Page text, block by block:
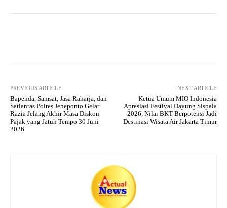
PREVIOUS ARTICLE
Bapenda, Samsat, Jasa Raharja, dan
Satlantas Polres Jeneponto Gelar
Razia Jelang Akhir Masa Diskon
Pajak yang Jatuh Tempo 30 Juni
2026
NEXT ARTICLE
Ketua Umum MIO Indonesia
Apresiasi Festival Dayung Sispala
2026, Nilai BKT Berpotensi Jadi
Destinasi Wisata Air Jakarta Timur